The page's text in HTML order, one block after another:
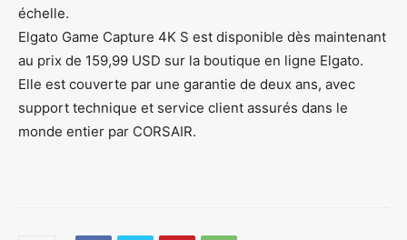
échelle.
Elgato Game Capture 4K S est disponible dès maintenant
au prix de 159,99 USD sur la boutique en ligne Elgato.
Elle est couverte par une garantie de deux ans, avec
support technique et service client assurés dans le
monde entier par CORSAIR.